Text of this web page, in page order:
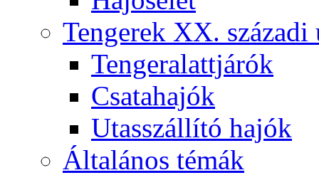
Tengerek XX. századi
Tengeralattjárók
Csatahajók
Utasszállító hajók
Általános témák